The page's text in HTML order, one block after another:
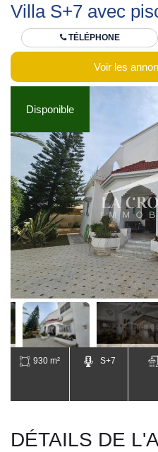
Villa S+7 avec
TÉLÉPHONE
Voir les
Disponible
930 m² S+7
DÉTAILS DE